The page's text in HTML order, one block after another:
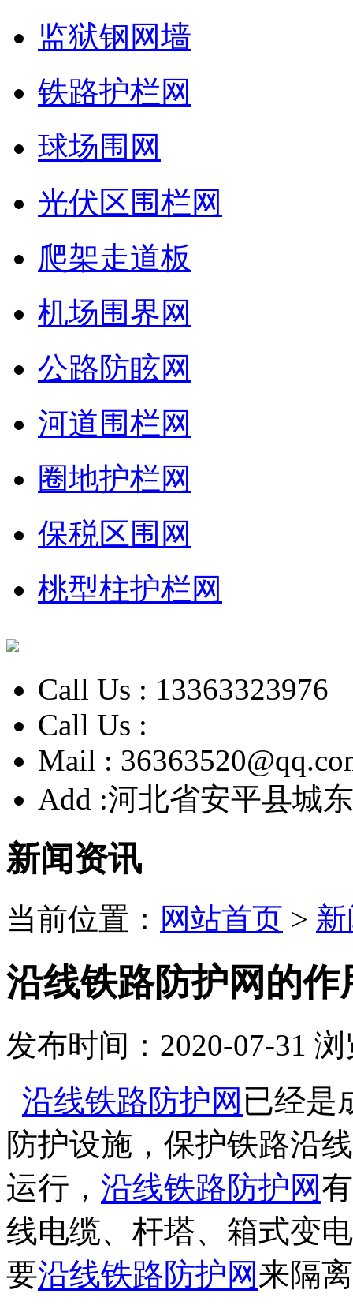
监狱钢网墙
铁路护栏网
球场围网
光伏区围栏网
爬架走道板
机场围界网
公路防眩网
河道围栏网
圈地护栏网
保税区围网
桃型柱护栏网
Call Us : 13363323976
Call Us :
Mail :
Add :河北省安平县城
新闻资讯
当前位置： 网站首页 >
沿线铁路防护网的作
发布时间：2020-07-31 浏
沿线铁路防护网 已经是
防护设施， 保护铁路沿
运行， 沿线铁路防护网
线电缆、杆塔、箱式变
要沿线铁路防护网来隔